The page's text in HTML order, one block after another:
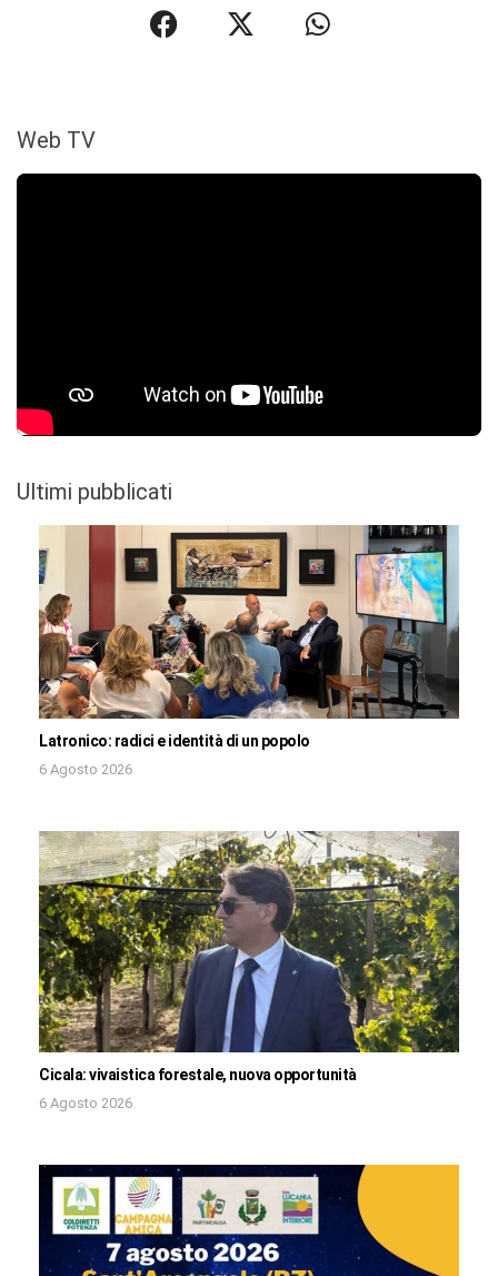
Web TV
Ultimi pubblicati
Latronico: radici e identità di un popolo
6 Agosto 2026
Cicala: vivaistica forestale, nuova opportunità
6 Agosto 2026